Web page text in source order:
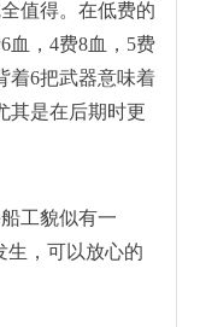
值得。在低费的
血，4费8血，5费
着6把武器意味着
其是在后期时更
工貌似有一
生，可以放心的